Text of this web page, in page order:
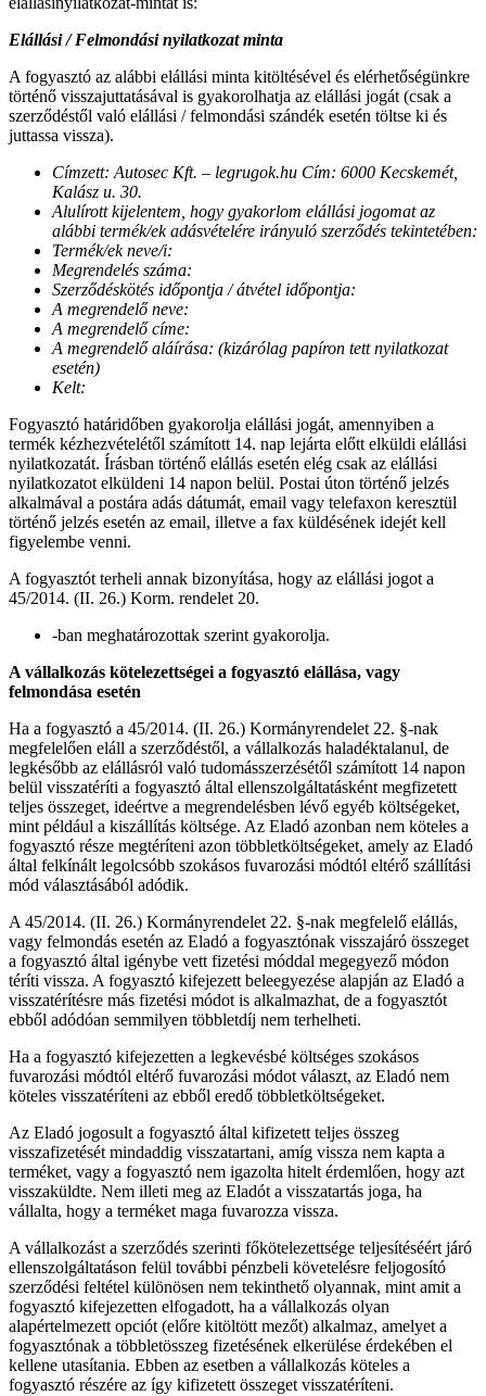
Elállási / Felmondási nyilatkozat minta
A fogyasztó az alábbi elállási minta kitöltésével és elérhetőségünkre
történő visszajuttatásával is gyakorolhatja az elállási jogát (csak a
szerződéstől való elállási / felmondási szándék esetén töltse ki és
juttassa vissza).
Címzett: Autosec Kft. – legrugok.hu Cím: 6000 Kecskemét,
Kalász u. 30.
Alulírott kijelentem, hogy gyakorlom elállási jogomat az
alábbi termék/ek adásvételére irányuló szerződés tekintetében:
Termék/ek neve/i:
Megrendelés száma:
Szerződéskötés időpontja / átvétel időpontja:
A megrendelő neve:
A megrendelő címe:
A megrendelő aláírása: (kizárólag papíron tett nyilatkozat
esetén)
Kelt:
Fogyasztó határidőben gyakorolja elállási jogát, amennyiben a
termék kézhezvételétől számított 14. nap lejárta előtt elküldi elállási
nyilatkozatát. Írásban történő elállás esetén elég csak az elállási
nyilatkozatot elküldeni 14 napon belül. Postai úton történő jelzés
alkalmával a postára adás dátumát, email vagy telefaxon keresztül
történő jelzés esetén az email, illetve a fax küldésének idejét kell
figyelembe venni.
A fogyasztót terheli annak bizonyítása, hogy az elállási jogot a
45/2014. (II. 26.) Korm. rendelet 20.
-ban meghatározottak szerint gyakorolja.
A vállalkozás kötelezettségei a fogyasztó elállása, vagy
felmondása esetén
Ha a fogyasztó a 45/2014. (II. 26.) Kormányrendelet 22. §-nak
megfelelően eláll a szerződéstől, a vállalkozás haladéktalanul, de
legkésőbb az elállásról való tudomásszerzésétől számított 14 napon
belül visszatéríti a fogyasztó által ellenszolgáltatásként megfizetett
teljes összeget, ideértve a megrendelésben lévő egyéb költségeket,
mint például a kiszállítás költsége. Az Eladó azonban nem köteles a
fogyasztó része megtéríteni azon többletköltségeket, amely az Eladó
által felkínált legolcsóbb szokásos fuvarozási módtól eltérő szállítási
mód választásából adódik.
A 45/2014. (II. 26.) Kormányrendelet 22. §-nak megfelelő elállás,
vagy felmondás esetén az Eladó a fogyasztónak visszajáró összeget
a fogyasztó által igénybe vett fizetési móddal megegyező módon
téríti vissza. A fogyasztó kifejezett beleegyezése alapján az Eladó a
visszatérítésre más fizetési módot is alkalmazhat, de a fogyasztót
ebből adódóan semmilyen többletdíj nem terhelheti.
Ha a fogyasztó kifejezetten a legkevésbé költséges szokásos
fuvarozási módtól eltérő fuvarozási módot választ, az Eladó nem
köteles visszatéríteni az ebből eredő többletköltségeket.
Az Eladó jogosult a fogyasztó által kifizetett teljes összeg
visszafizetését mindaddig visszatartani, amíg vissza nem kapta a
terméket, vagy a fogyasztó nem igazolta hitelt érdemlően, hogy azt
visszaküldte. Nem illeti meg az Eladót a visszatartás joga, ha
vállalta, hogy a terméket maga fuvarozza vissza.
A vállalkozást a szerződés szerinti főkötelezettsége teljesítéséért járó
ellenszolgáltatáson felül további pénzbeli követelésre feljogosító
szerződési feltétel különösen nem tekinthető olyannak, mint amit a
fogyasztó kifejezetten elfogadott, ha a vállalkozás olyan
alapértelmezett opciót (előre kitöltött mezőt) alkalmaz, amelyet a
fogyasztónak a többletösszeg fizetésének elkerülése érdekében el
kellene utasítania. Ebben az esetben a vállalkozás köteles a
fogyasztó részére az így kifizetett összeget visszatéríteni.